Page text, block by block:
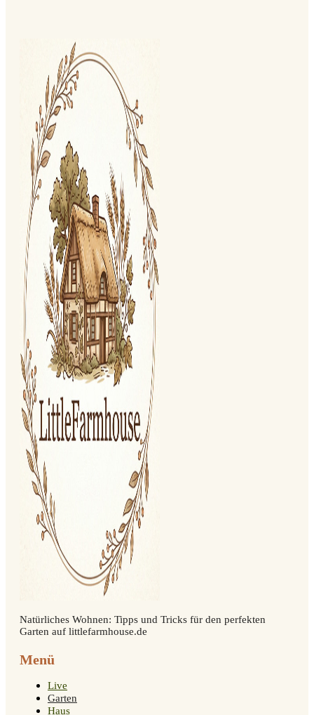
Natürliches Wohnen: Tipps und Tricks für den perfekten
Garten auf littlefarmhouse.de
Menü
Live
Garten
Haus